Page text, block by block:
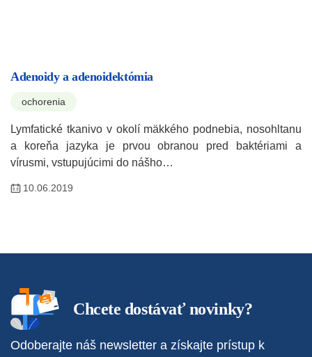
Adenoidy a adenoidektómia
ochorenia
Lymfatické tkanivo v okolí mäkkého podnebia, nosohltanu
a koreňa jazyka je prvou obranou pred baktériami a
vírusmi, vstupujúcimi do nášho…
10.06.2019
Chcete dostávať novinky?
Odoberajte náš newsletter a získajte prístup k